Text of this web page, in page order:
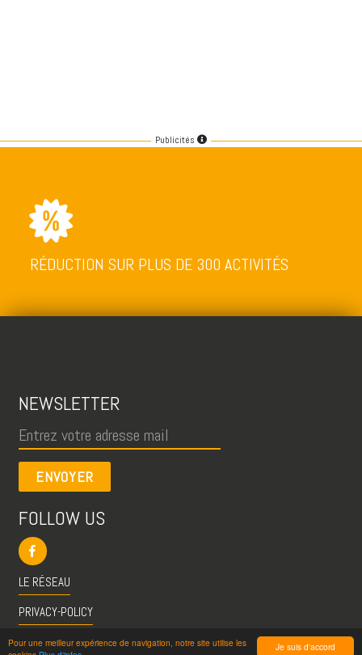
Je suis d'accord
Pour une meilleur expérience de navigation, notre site utilise les
Publicités
RÉDUCTION SUR PLUS DE 300 ACTIVITÉS
NEWSLETTER
ENVOYER
FOLLOW US
LE RÉSEAU
PRIVACY-POLICY
CGU